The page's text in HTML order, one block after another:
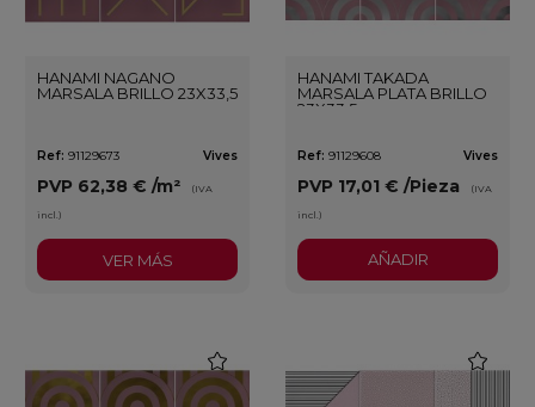
HANAMI NAGANO
MARSALA BRILLO 23X33,5
Ref: 91129673 Vives
PVP 62,38 € /m² (IVA
incl.)
VER MÁS
HANAMI TAKADA
MARSALA PLATA BRILLO
23X33,5
Ref: 91129608 Vives
PVP 17,01 € /Pieza (IVA
incl.)
AÑADIR